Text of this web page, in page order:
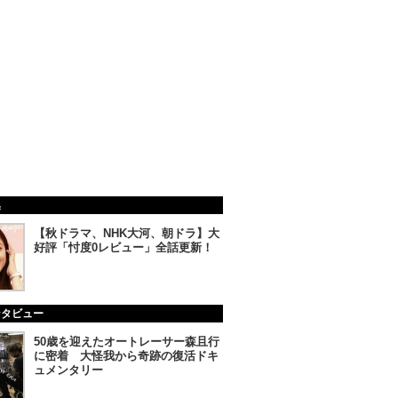
【秋ドラマ、NHK大河、朝ドラ】大
好評「忖度0レビュー」全話更新！
ビュー
50歳を迎えたオートレーサー森且行
に密着 大怪我から奇跡の復活ドキ
ュメンタリー